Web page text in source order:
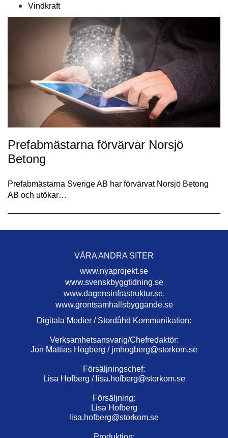
Vindkraft
Prefabmästarna förvärvar Norsjö
Betong
Prefabmästarna Sverige AB har förvärvat Norsjö Betong
AB och utökar…
VÅRA ANDRA SITER
www.nyaprojekt.se
www.svenskbyggtidning.se
www.dagensinfrastruktur.se.
www.grontsamhallsbyggande.se
Digitala Medier / Stordåhd Kommunikation:
Verksamhetsansvarig/Chefredaktör:
Jon Mattias Högberg / jmhogberg@storkom.se
Försäljningschef:
Lisa Hofberg / lisa.hofberg@storkom.se
Försäljning:
Lisa Hofberg
lisa.hofberg@storkom.se